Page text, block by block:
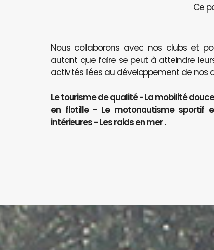
Ce
Nous collaborons avec nos clubs et
autant que faire se peut à atteindre
activités liées au développement de nos
Le tourisme de qualité - La mobilité
en flotille - Le motonautisme
intérieures - Les raids en mer .